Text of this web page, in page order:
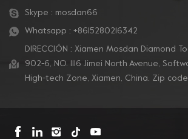
Skype : mosdan66
Whatsapp : +8615280216342
DIRECCIÓN : Xiamen Mosdan Diamond
902-6, NO. 1116 Jimei North Avenue,
High-tech Zone, Xiamen, China. Zip